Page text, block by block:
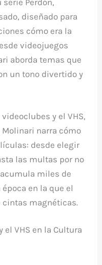
serie Perdón,
diseñado para
cómo era la
videojuegos
aborda temas que
un tono divertido y
y el VHS,
Molinari narra cómo
desde elegir
las multas por no
miles de
en la que el
cintas magnéticas.
el VHS en la Cultura